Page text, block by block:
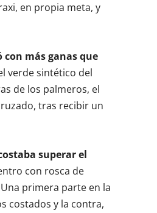
en propia meta, y
más ganas que
verde sintético del
de los palmeros, el
tras recibir un
superar el
con rosca de
primera parte en la
costados y la contra,